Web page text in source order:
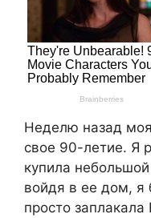
Неделю назад
свое 90-летие. Я
купила
войдя в ее дом, я
просто